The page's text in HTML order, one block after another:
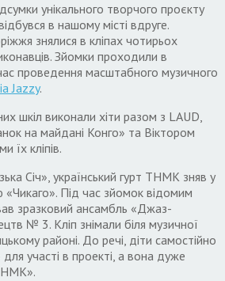
унікального творчого проєкту
в нашому місті вдруге.
знялися в кліпах чотирьох
Зйомки проходили в
проведення масштабного музичного
Jazzy.
шкіл виконали хіти разом з LAUD,
на майдані Конго» та Віктором
їх кліпів.
Січ», український гурт ТНМК зняв у
«Чикаго». Під час зйомок відомим
зразковий ансамбль «Джаз-
№ 3. Кліп знімали біля музичної
районі. До речі, діти самостійно
участі в проекті, а вона дуже